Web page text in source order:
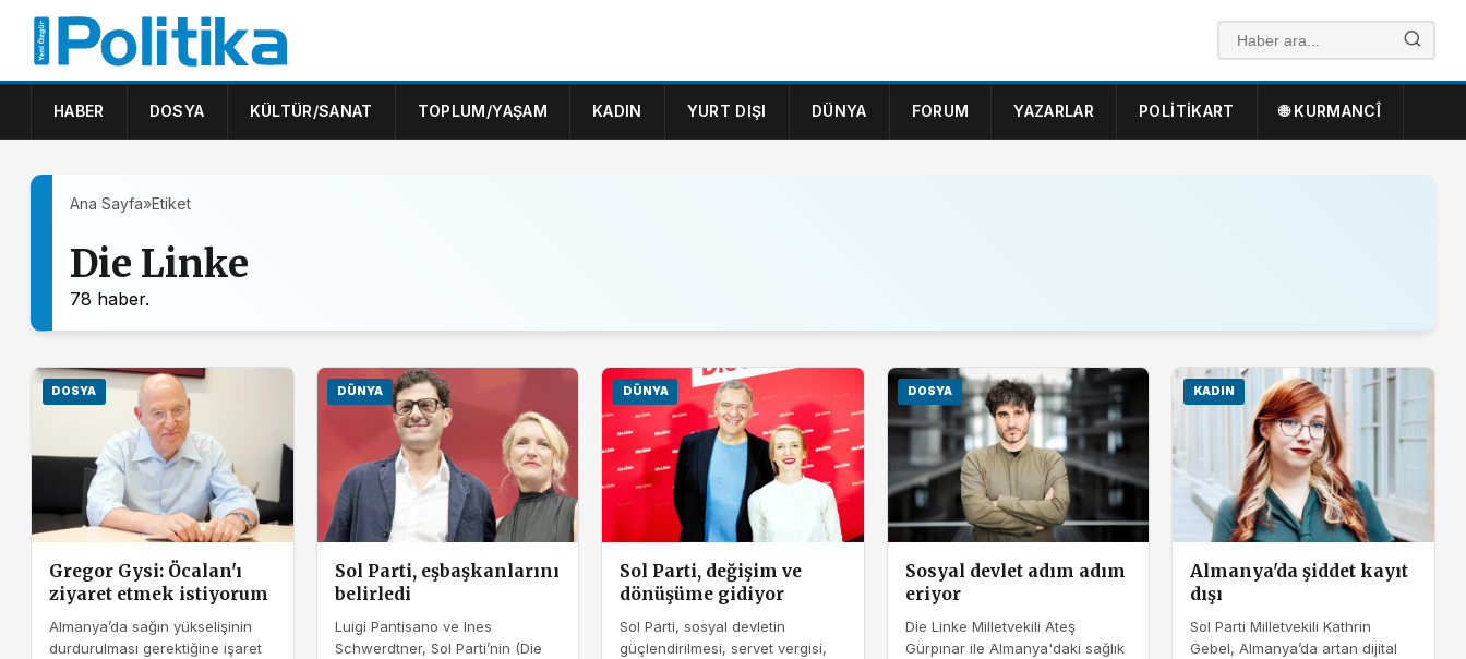
HABER DOSYA KÜLTÜR/SANAT TOPLUM/YAŞAM KADIN YURT DIŞI DÜNYA FORUM YAZARLAR POLITIKART 🌐 KURMANCÎ
Ana Sayfa»Etiket
Die Linke
78 haber.
DOSYA
Gregor Gysi: Öcalan'ı
ziyaret etmek istiyorum
Almanya’da sağın yükselişinin
durdurulması gerektiğine işaret
DÜNYA
Sol Parti, eşbaşkanlarını
belirledi
Luigi Pantisano ve Ines
Schwerdtner, Sol Parti’nin (Die
DÜNYA
Sol Parti, değişim ve
dönüşüme gidiyor
Sol Parti, sosyal devletin
güçlendirilmesi, servet vergisi,
DOSYA
Sosyal devlet adım adım
eriyor
Die Linke Milletvekili Ateş
Gürpınar ile Almanya'daki sağlık
KADIN
Almanya'da şiddet kayıt
dışı
Sol Parti Milletvekili Kathrin
Gebel, Almanya’da artan dijital